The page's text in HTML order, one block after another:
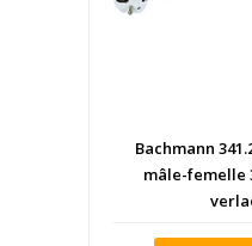
Bachmann
mâle-femelle